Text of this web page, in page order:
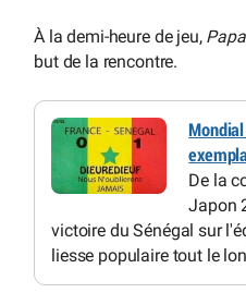
À la demi-heure de jeu,
but de la rencontre.
De la
Japon
victoire du Sénégal sur
liesse populaire tout le